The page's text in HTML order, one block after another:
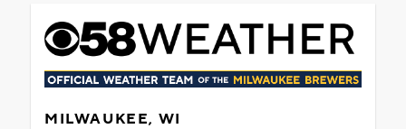
MILWAUKEE, WI